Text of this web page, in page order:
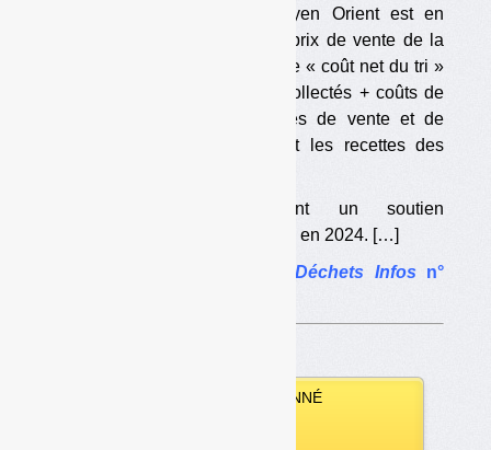
les pays d’Afrique et du Moyen Orient est en
baisse, ce qui fait baisser les prix de vente de la
fripe à l’exportation. Résultat : le « coût net du tri »
(coûts d’acquisition des TLC collectés + coûts de
tri et de valorisation – recettes de vente et de
valorisation) est en hausse et les recettes des
Les classeurs demandaient un soutien
exceptionnel de 61 €/tonne triée en 2024. […]
Déchets Infosn°
VOUS ÊTES ABONNÉ